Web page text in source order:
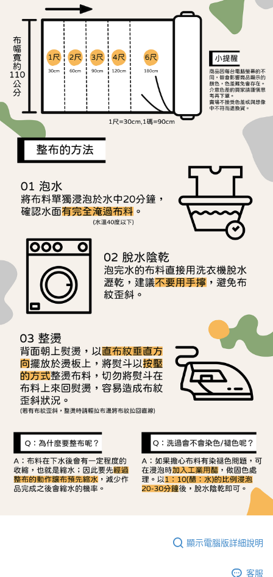
結帳頁面，進行簡訊認證並確認金額後，即可完成結帳。
２．訂單成立數日內，您將收到繳費通知簡訊。
３．收到繳費通知簡訊後14天內，點擊此簡訊中的連結，可透過四大超商／
ATM／網路銀行／等多元方式進行付款，方視為交易完成。
※ 請注意：結帳手續完成當下不需立刻繳費，但若您需要取消訂單，請聯絡
購買商品的店家。未經商家同意取消之訂單仍視為有效，需透過AFTEE先享
後付繳納相關費用。
※ 交易是否成功請以「AFTEE先享後付 」之結帳頁面顯示為準，若有關於
是否繳費成功／繳費後需取消欲退款等相關疑問，請聯繫「AFTEE先享後付
客戶支援中心」 https://netprotections.freshdesk.com/support/home
【注意事項】
１．透過由恩沛科技股份有限公司提供之「AFTEE先享後付」服務完成之交
易，需依本服務之必要範圍內提供個人資料，並將交易相關給付款項請求債
權轉讓予恩沛科技股份有限公司。
https://aftee.tw/terms/#terms3
３．未成年的使用者請事先徵得法定代理人或監護人之同意方可使用
「AFTEE先享後付」，若未經同意申辦者引起之損失，本公司不負相關責
任。
４．使用「AFTEE先享後付」時，將依據個別帳號之用戶狀況，依本公司即
時審查核予不同之上限額度；若仍有額度不足之情形，本公司將視審查結果
請求用戶進行身份認證。
５．嚴禁一人註冊多個帳號或使用他人資訊註冊。若發現惡意使用之情形，
恩沛科技股份有限公司將有權停止該用戶之使用額度並採取法律行動。
7-11取貨付款
每筆NT$65，滿NT$1,500(含以上)免運費
宅配
每筆NT$150，滿NT$1,500(含以上)免運費
離島宅配
顯示電腦版詳細說明
客服